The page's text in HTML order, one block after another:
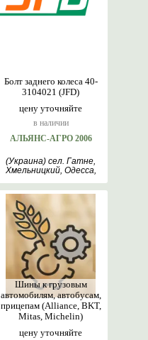
цену уточняйте
в наличии
Болт заднего колеса 40-
3104021 (JFD)
АЛЬЯНС-АГРО 2006
(Украина) сел. Гатне,
Хмельницкий, Одесса,
Снятин, Киев
цену уточняйте
Шины к грузовым
автомобилям, автобусам,
прицепам (Alliance, BKT,
Mitas, Michelin)